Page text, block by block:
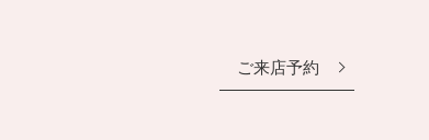
ご来店予約